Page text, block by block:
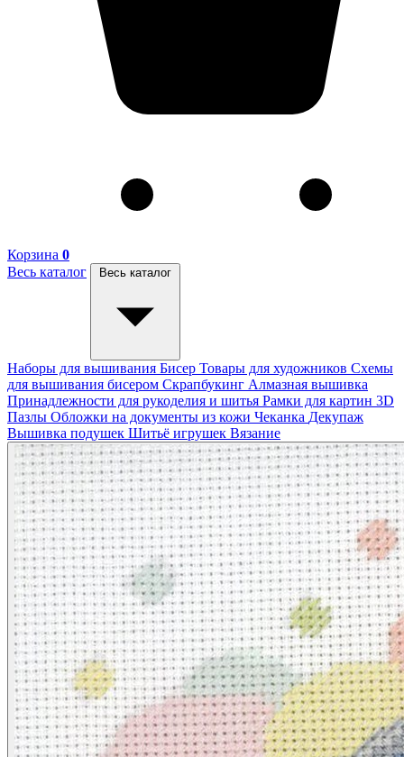
Корзина 0
Весь каталог
Весь каталог
Наборы для вышивания Бисер Товары для художников Схемы
для вышивания бисером Скрапбукинг Алмазная вышивка
Принадлежности для рукоделия и шитья Рамки для картин 3D
Пазлы Обложки на документы из кожи Чеканка Декупаж
Вышивка подушек Шитьё игрушек Вязание